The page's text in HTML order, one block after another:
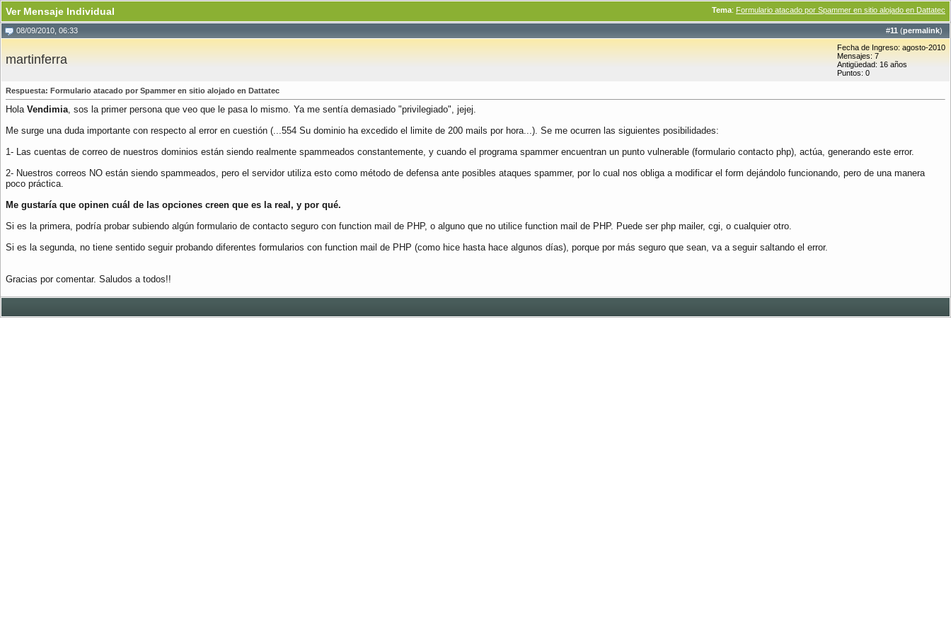
Tema: Formulario atacado por Spammer en sitio alojado en Dattatec
Ver Mensaje Individual
#11 (permalink)
08/09/2010, 06:33
martinferra
Fecha de Ingreso: agosto-2010
Mensajes: 7
Antigüedad: 16 años
Puntos: 0
Respuesta: Formulario atacado por Spammer en sitio alojado en Dattatec
Hola Vendimia, sos la primer persona que veo que le pasa lo mismo. Ya me sentía demasiado "privilegiado", jejej.
Me surge una duda importante con respecto al error en cuestión (...554 Su dominio ha excedido el limite de 200 mails por hora...). Se me ocurren las siguientes posibilidades:
1- Las cuentas de correo de nuestros dominios están siendo realmente spammeados constantemente, y cuando el programa spammer encuentran un punto vulnerable (formulario contacto php), actúa, generando este error.
2- Nuestros correos NO están siendo spammeados, pero el servidor utiliza esto como método de defensa ante posibles ataques spammer, por lo cual nos obliga a modificar el form dejándolo funcionando, pero de una manera
poco práctica.
Me gustaría que opinen cuál de las opciones creen que es la real, y por qué.
Si es la primera, podría probar subiendo algún formulario de contacto seguro con function mail de PHP, o alguno que no utilice function mail de PHP. Puede ser php mailer, cgi, o cualquier otro.
Si es la segunda, no tiene sentido seguir probando diferentes formularios con function mail de PHP (como hice hasta hace algunos días), porque por más seguro que sean, va a seguir saltando el error.
Gracias por comentar. Saludos a todos!!